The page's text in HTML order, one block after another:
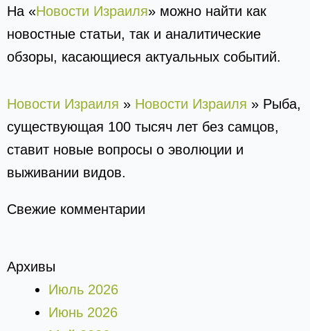
На «Новости Израиля» можно найти как
новостные статьи, так и аналитические
обзоры, касающиеся актуальных событий.
Новости Израиля » Новости Израиля » Рыба,
существующая 100 тысяч лет без самцов,
ставит новые вопросы о эволюции и
выживании видов.
Свежие комментарии
Архивы
Июль 2026
Июнь 2026